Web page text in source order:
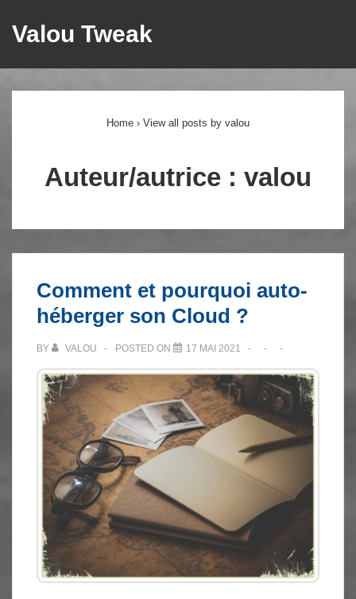
passer
Valou Tweak
Home › View all posts by valou
Auteur/autrice : valou
Comment et pourquoi auto-
héberger son Cloud ?
BY VALOU POSTED ON 17 MAI 2021